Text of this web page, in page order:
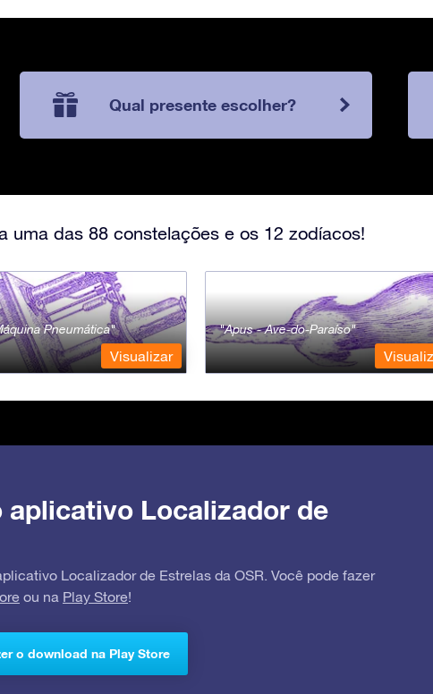
Qual presente escolher?
uma das 88 constelações e os 12 zodíacos!
Pneumática
Visualizar
Apus - Ave-do-Paraíso
aplicativo Localizador de
Localizador de Estrelas da OSR. Você pode fazer
ou na Play Store!
o download na Play Store